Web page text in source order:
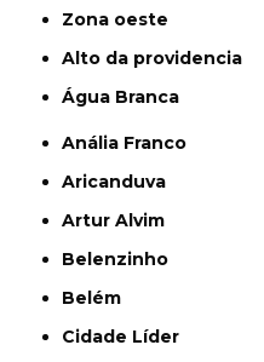
Zona oeste
alto da providencia
Água Branca
Anália Franco
Aricanduva
Artur Alvim
Belenzinho
Belém
Cidade Líder